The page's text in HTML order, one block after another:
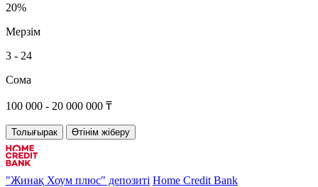
20%
Мерзім
3 - 24
Сома
100 000 - 20 000 000 ₸
Толығырак Өтінім жіберу
"Жинақ Хоум плюс" депозиті Home Credit Bank